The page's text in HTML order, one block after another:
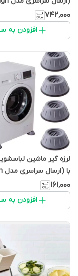
۷۴۲٬۰۰۰
افزودن به
لرزه گیر ماشین
با (ارسال سراسری مدل ngh)
۱۶۱٬۰۰۰
افزودن به